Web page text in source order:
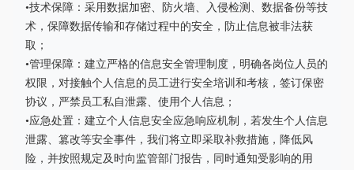
•技术保障：采用数据加密、防火墙、入侵检测、数据备份等技
术，保障数据传输和存储过程中的安全，防止信息被非法获
取；
•管理保障：建立严格的信息安全管理制度，明确各岗位人员的
权限，对接触个人信息的员工进行安全培训和考核，签订保密
协议，严禁员工私自泄露、使用个人信息；
•应急处置：建立个人信息安全应急响应机制，若发生个人信息
泄露、篡改等安全事件，我们将立即采取补救措施，降低风
险，并按照规定及时向监管部门报告，同时通知受影响的用